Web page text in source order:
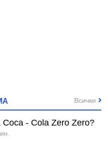
- Cola Zero Zero?
Всички